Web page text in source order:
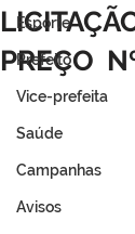
Esporte
Prefeito
Vice-prefeita
Saúde
Campanhas
Avisos
PREÇO